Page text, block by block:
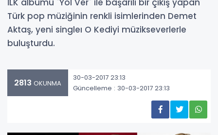
İLK albümü "Yol Ver" ile başarılı bir çıkış yapan
Türk pop müziğinin renkli isimlerinden Demet
Aktaş, yeni singleı O Kediyi müzikseverlerle
buluşturdu.
2813 OKUNMA
30-03-2017 23:13
Güncelleme : 30-03-2017 23:13